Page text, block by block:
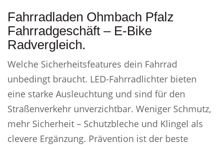
Fahrradladen Ohmbach Pfalz
Fahrradgeschäft – E-Bike
Radvergleich.
Welche Sicherheitsfeatures dein Fahrrad
unbedingt braucht. LED-Fahrradlichter bieten
eine starke Ausleuchtung und sind für den
Straßenverkehr unverzichtbar. Weniger Schmutz,
mehr Sicherheit – Schutzbleche und Klingel als
clevere Ergänzung. Prävention ist der beste